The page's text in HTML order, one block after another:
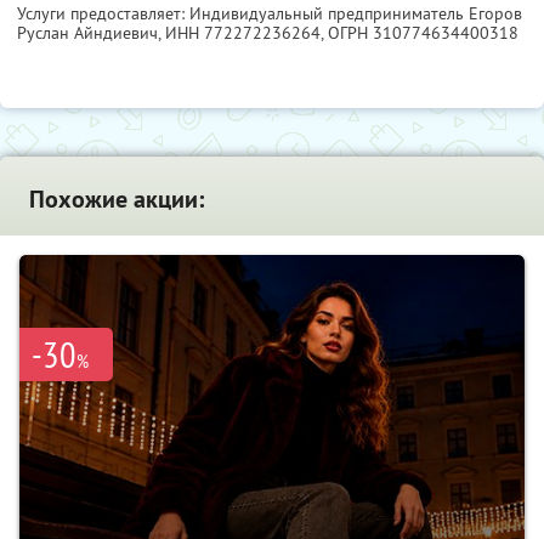
Услуги предоставляет: Индивидуальный предприниматель Егоров
Руслан Айндиевич, ИНН 772272236264, ОГРН 310774634400318
Похожие акции:
-30%